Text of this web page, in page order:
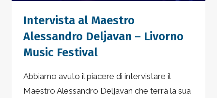
Intervista al Maestro
Alessandro Deljavan – Livorno
Music Festival
Abbiamo avuto il piacere di intervistare il
Maestro Alessandro Deljavan che terrà la sua